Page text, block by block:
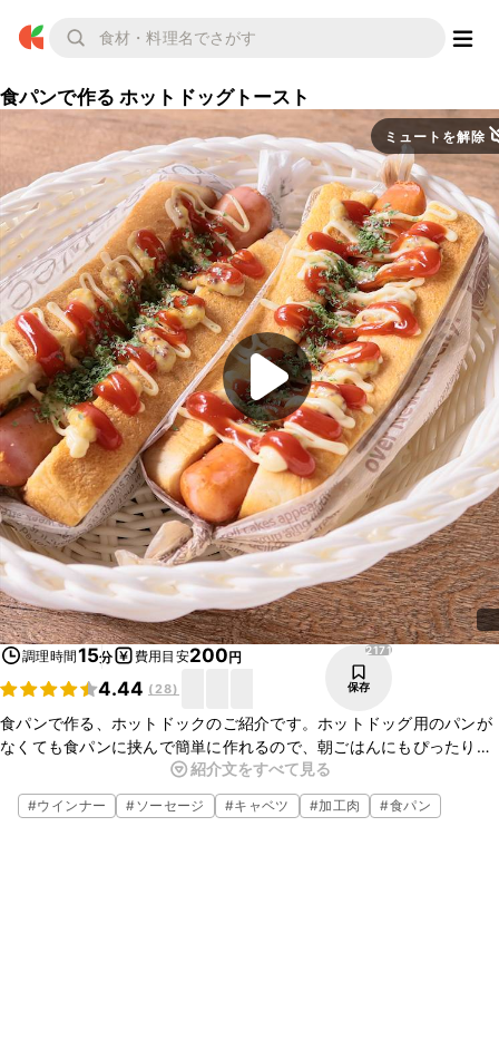
食パンで作る ホットドッグトースト
ミュートを解除
調理時間15分 費用目安200円
4.44 (28)
2171
保存
食パンで作る、ホットドックのご紹介です。ホットドッグ用のパンが
なくても食パンに挟んで簡単に作れるので、朝ごはんにもぴったりで
すよ。ぜひ作ってみてくださいね。紹介文をすべて見る
#ウインナー #ソーセージ #キャベツ #加工肉 #食パン